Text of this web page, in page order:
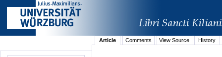
Article Comments View Source History